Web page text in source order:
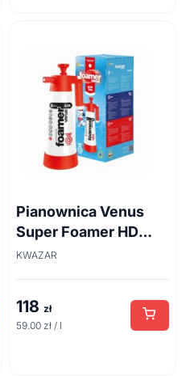
Pianownica Venus
Super Foamer HD
acid line 2L
KWAZAR
118 zł
59.00 zł / l